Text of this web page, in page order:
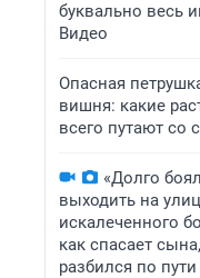
буквально весь
Видео
Опасная
вишня: какие
всего путают со
«Долго
выходить на
искалеченного
как спасает
разбился по